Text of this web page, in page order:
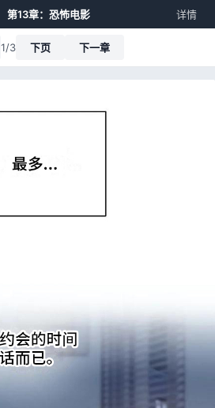
第13章：恐怖电影 详情
1/3 下页 下一章